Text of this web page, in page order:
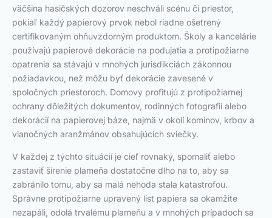
väčšina hasičských dozorov neschváli scénu či priestor,
pokiaľ každý papierový prvok nebol riadne ošetrený
certifikovaným ohňuvzdorným produktom. Školy a kancelárie
používajú papierové dekorácie na podujatia a protipožiarne
opatrenia sa stávajú v mnohých jurisdikciách zákonnou
požiadavkou, než môžu byť dekorácie zavesené v
spoločných priestoroch. Domovy profitujú z protipožiarnej
ochrany dôležitých dokumentov, rodinných fotografií alebo
dekorácií na papierovej báze, najmä v okolí komínov, krbov a
vianočných aranžmánov obsahujúcich sviečky.
V každej z týchto situácií je cieľ rovnaký, spomaliť alebo
zastaviť šírenie plameňa dostatočne dlho na to, aby sa
zabránilo tomu, aby sa malá nehoda stala katastrofou.
Správne protipožiarne upravený list papiera sa okamžite
nezapáli, odolá trvalému plameňu a v mnohých prípadoch sa